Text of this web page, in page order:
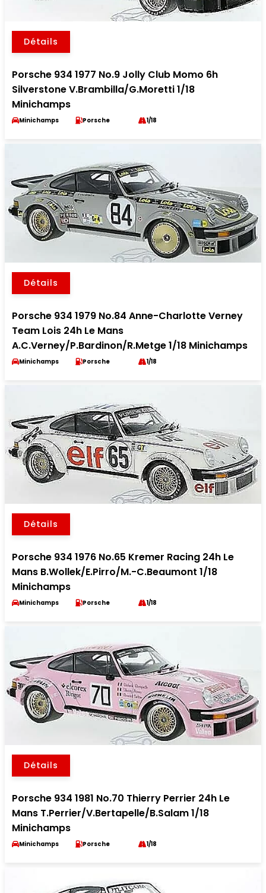
Détails
Porsche 934 1977 No.9 Jolly Club Momo 6h
Silverstone V.Brambilla/G.Moretti 1/18
Minichamps
Minichamps Porsche 1/18
Détails
Porsche 934 1979 No.84 Anne-Charlotte Verney
Team Lois 24h Le Mans
A.C.Verney/P.Bardinon/R.Metge 1/18 Minichamps
Minichamps Porsche 1/18
Détails
Porsche 934 1976 No.65 Kremer Racing 24h Le
Mans B.Wollek/E.Pirro/M.-C.Beaumont 1/18
Minichamps
Minichamps Porsche 1/18
Détails
Porsche 934 1981 No.70 Thierry Perrier 24h Le
Mans T.Perrier/V.Bertapelle/B.Salam 1/18
Minichamps
Minichamps Porsche 1/18